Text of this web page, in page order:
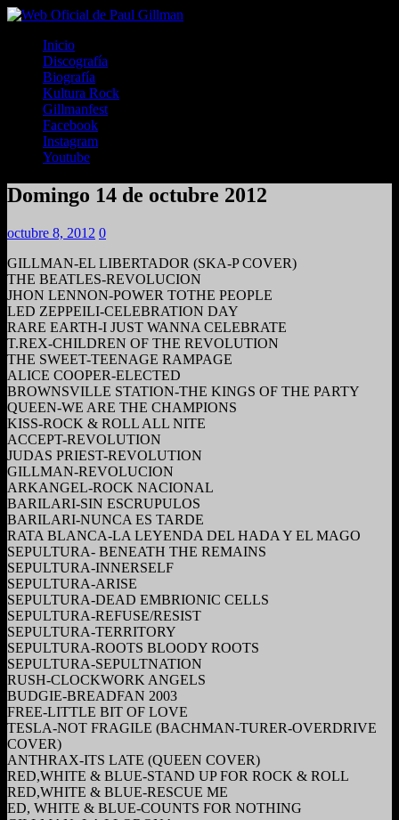
Inicio
Discografía
Biografía
Kultura Rock
Gillmanfest
Facebook
Instagram
Youtube
Domingo 14 de octubre 2012
octubre 8, 2012 0
GILLMAN-EL LIBERTADOR (SKA-P COVER)
THE BEATLES-REVOLUCION
JHON LENNON-POWER TOTHE PEOPLE
LED ZEPPEILI-CELEBRATION DAY
RARE EARTH-I JUST WANNA CELEBRATE
T.REX-CHILDREN OF THE REVOLUTION
THE SWEET-TEENAGE RAMPAGE
ALICE COOPER-ELECTED
BROWNSVILLE STATION-THE KINGS OF THE PARTY
QUEEN-WE ARE THE CHAMPIONS
KISS-ROCK & ROLL ALL NITE
ACCEPT-REVOLUTION
JUDAS PRIEST-REVOLUTION
GILLMAN-REVOLUCION
ARKANGEL-ROCK NACIONAL
BARILARI-SIN ESCRUPULOS
BARILARI-NUNCA ES TARDE
RATA BLANCA-LA LEYENDA DEL HADA Y EL MAGO
SEPULTURA- BENEATH THE REMAINS
SEPULTURA-INNERSELF
SEPULTURA-ARISE
SEPULTURA-DEAD EMBRIONIC CELLS
SEPULTURA-REFUSE/RESIST
SEPULTURA-TERRITORY
SEPULTURA-ROOTS BLOODY ROOTS
SEPULTURA-SEPULTNATION
RUSH-CLOCKWORK ANGELS
BUDGIE-BREADFAN 2003
FREE-LITTLE BIT OF LOVE
TESLA-NOT FRAGILE (BACHMAN-TURER-OVERDRIVE
COVER)
ANTHRAX-ITS LATE (QUEEN COVER)
RED,WHITE & BLUE-STAND UP FOR ROCK & ROLL
RED,WHITE & BLUE-RESCUE ME
ED, WHITE & BLUE-COUNTS FOR NOTHING